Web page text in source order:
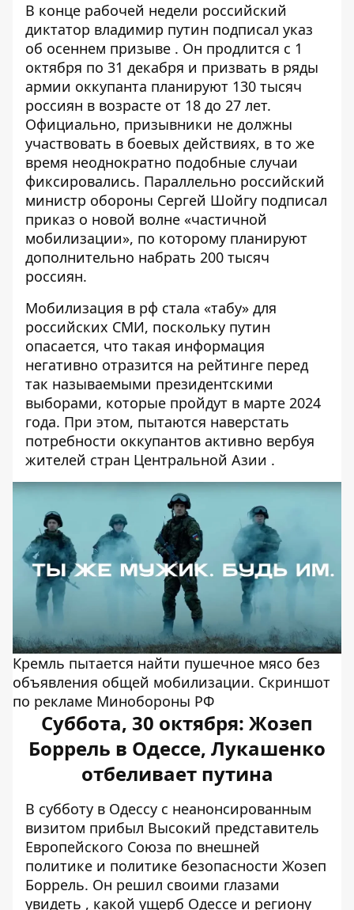
В конце рабочей недели российский
диктатор владимир путин подписал указ
об осеннем призыве . Он продлится с 1
октября по 31 декабря и призвать в ряды
армии оккупанта планируют 130 тысяч
россиян в возрасте от 18 до 27 лет.
Официально, призывники не должны
участвовать в боевых действиях, в то же
время неоднократно подобные случаи
фиксировались. Параллельно российский
министр обороны Сергей Шойгу подписал
приказ о новой волне «частичной
мобилизации», по которому планируют
дополнительно набрать 200 тысяч
россиян.
Мобилизация в рф стала «табу» для
российских СМИ, поскольку путин
опасается, что такая информация
негативно отразится на рейтинге перед
так называемыми президентскими
выборами, которые пройдут в марте 2024
года. При этом, пытаются наверстать
потребности оккупантов активно вербуя
жителей стран Центральной Азии .
Кремль пытается найти пушечное мясо без
объявления общей мобилизации. Скриншот
по рекламе Минобороны РФ
Суббота, 30 октября: Жозеп
Боррель в Одессе, Лукашенко
отбеливает путина
В субботу в Одессу с неанонсированным
визитом прибыл Высокий представитель
Европейского Союза по внешней
политике и политике безопасности Жозеп
Боррель. Он решил своими глазами
увидеть , какой ущерб Одессе и региону